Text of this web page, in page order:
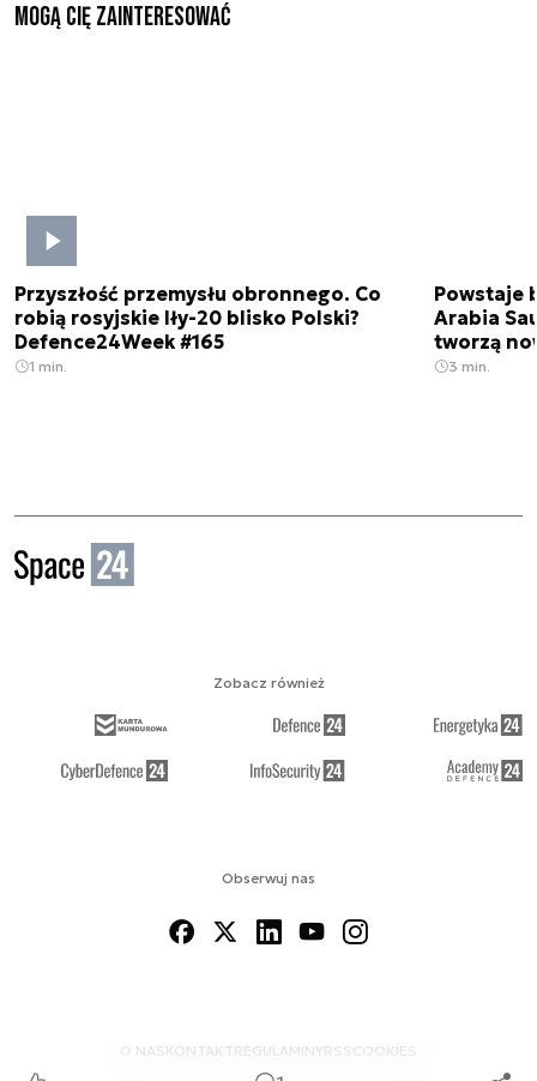
Mogą Cię zainteresować
Przyszłość przemysłu obronnego. Co
robią rosyjskie Iły-20 blisko Polski?
Defence24Week #165
1 min.
Powstaje
Arabia
tworzą
3 min.
Obserwuj nas
O NAS KONTAKTREGULAMINYRSS COOKIES
Zobacz również